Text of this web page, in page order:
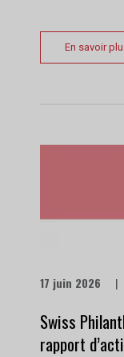
En savoir
17 juin 2026 |
Swiss
rapport